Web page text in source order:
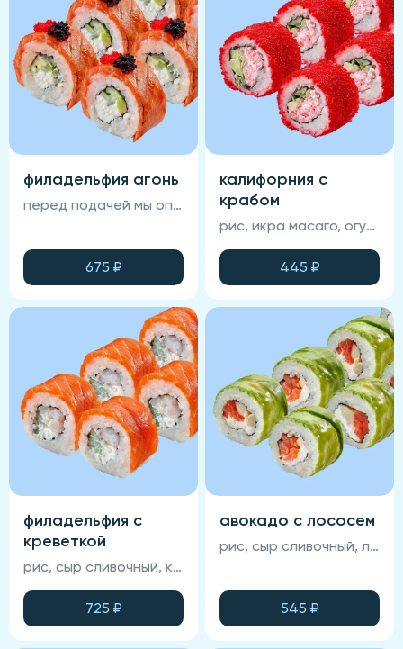
филадельфия агонь
перед подачей мы опаливем ролл огнём, что придаёт ему особенный вкус! рис, нори, сыр сливочный, авокадо, огурец, лосось, унаги-соус,кунжут (соевый соус, васаби и имбирь не входят в состав блюда)
675 ₽
калифорния с
крабом
рис, икра масаго, огурец, авокадо, крабовый крем, нори (соевый соус, васаби и имбирь не входят в состав блюда)
445 ₽
филадельфия с
креветкой
рис, сыр сливочный, креветка королевская, икра масаго, огурец, лосось, нори, соус манго-чили (соевый соус, васаби и имбирь не входят в состав блюда)
725 ₽
авокадо с лососем
рис, сыр сливочный, лосось, омлет тамаго, авокадо, соус унаги, кунжут, нори (соевый соус, васаби и имбирь не входят в состав блюда)
545 ₽